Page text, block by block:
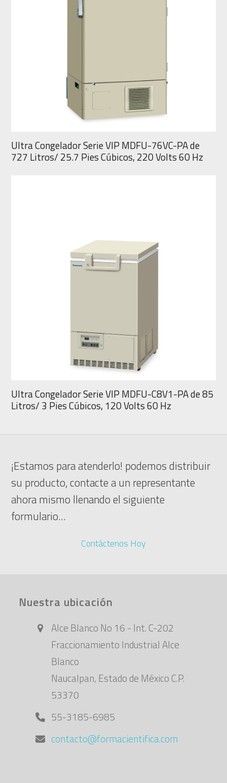
Ultra Congelador Serie VIP MDFU-76VC-PA de
727 Litros/ 25.7 Pies Cúbicos, 220 Volts 60 Hz
Ultra Congelador Serie VIP MDFU-C8V1-PA de 85
Litros/ 3 Pies Cúbicos, 120 Volts 60 Hz
¡Estamos para atenderlo! podemos distribuir
su producto, contacte a un representante
ahora mismo llenando el siguiente
formulario...
Contáctenos Hoy
Nuestra ubicación
Alce Blanco No 16 - Int. C-202
Fraccionamiento Industrial Alce
Blanco
Naucalpan, Estado de México C.P.
53370
55-3185-6985
contacto@formacientifica.com